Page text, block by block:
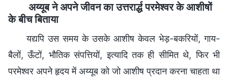
अय्यूब ने अपने जीवन का उत्तरार्द्ध परमेश्वर के आशीषों
के बीच बिताया
यद्यपि उस समय के उसके आशीष केवल भेड़-बकरियों, गाय-
बैलों, ऊँटों, भौतिक संपत्तियों, इत्यादि तक ही सीमित थे, फिर भी
परमेश्वर अपने हृदय में अय्यूब को जो आशीष प्रदान करना चाहता था